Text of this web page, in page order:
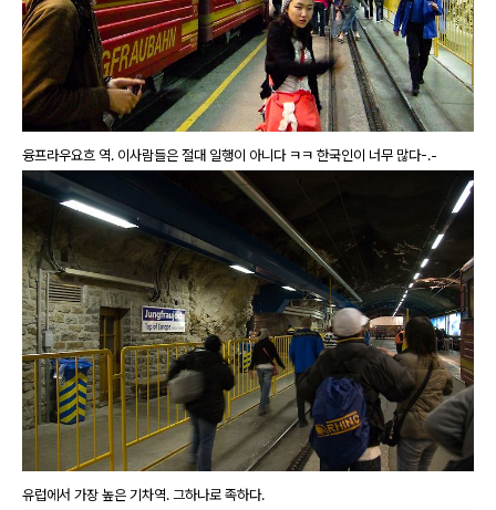
융프라우요흐 역. 이사람들은 절대 일행이 아니다 ㅋㅋ 한국인이 너무 많다-.-
유럽에서 가장 높은 기차역. 그하나로 족하다.